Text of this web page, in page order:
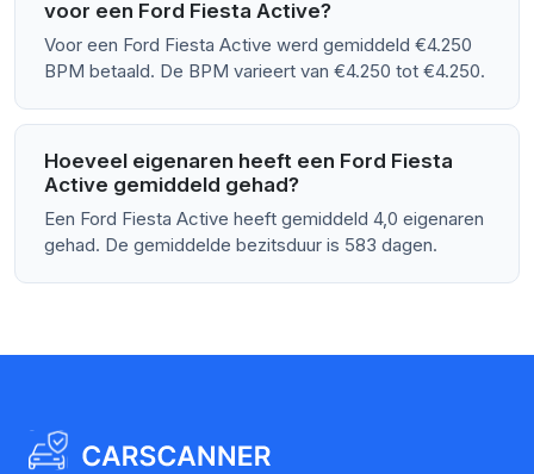
voor een Ford Fiesta Active?
Voor een Ford Fiesta Active werd gemiddeld €4.250
BPM betaald. De BPM varieert van €4.250 tot €4.250.
Hoeveel eigenaren heeft een Ford Fiesta
Active gemiddeld gehad?
Een Ford Fiesta Active heeft gemiddeld 4,0 eigenaren
gehad. De gemiddelde bezitsduur is 583 dagen.